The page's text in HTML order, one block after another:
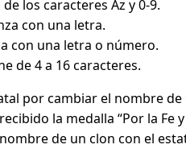
de los caracteres Az y 0-9.
con una letra.
con una letra o número.
de 4 a 16 caracteres.
por cambiar el nombre
la medalla “Por la Fe
de un clon con el